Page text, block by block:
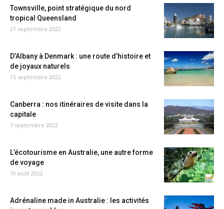
Townsville, point stratégique du nord
tropical Queensland
21 septembre 2022
D’Albany à Denmark : une route d’histoire et
de joyaux naturels
15 septembre 2022
Canberra : nos itinéraires de visite dans la
capitale
7 septembre 2022
L’écotourisme en Australie, une autre forme
de voyage
10 août 2022
Adrénaline made in Australie : les activités